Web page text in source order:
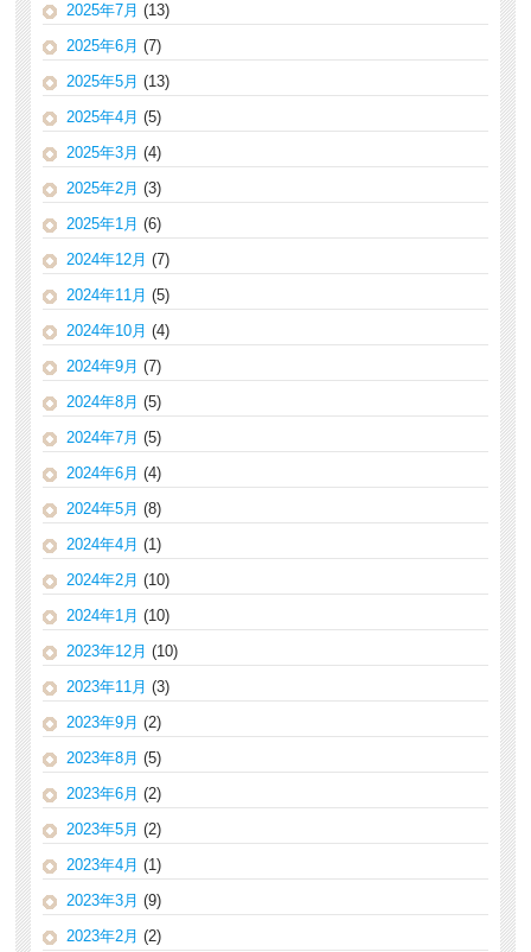
2025年7月 (13)
2025年6月 (7)
2025年5月 (13)
2025年4月 (5)
2025年3月 (4)
2025年2月 (3)
2025年1月 (6)
2024年12月 (7)
2024年11月 (5)
2024年10月 (4)
2024年9月 (7)
2024年8月 (5)
2024年7月 (5)
2024年6月 (4)
2024年5月 (8)
2024年4月 (1)
2024年2月 (10)
2024年1月 (10)
2023年12月 (10)
2023年11月 (3)
2023年9月 (2)
2023年8月 (5)
2023年6月 (2)
2023年5月 (2)
2023年4月 (1)
2023年3月 (9)
2023年2月 (2)